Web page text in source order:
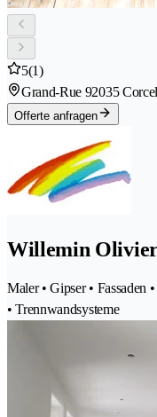
5(1)
Grand-Rue 92035
Offerte anfragen
Willemin
Maler • Gipser • Fassaden
• Trennwandsysteme